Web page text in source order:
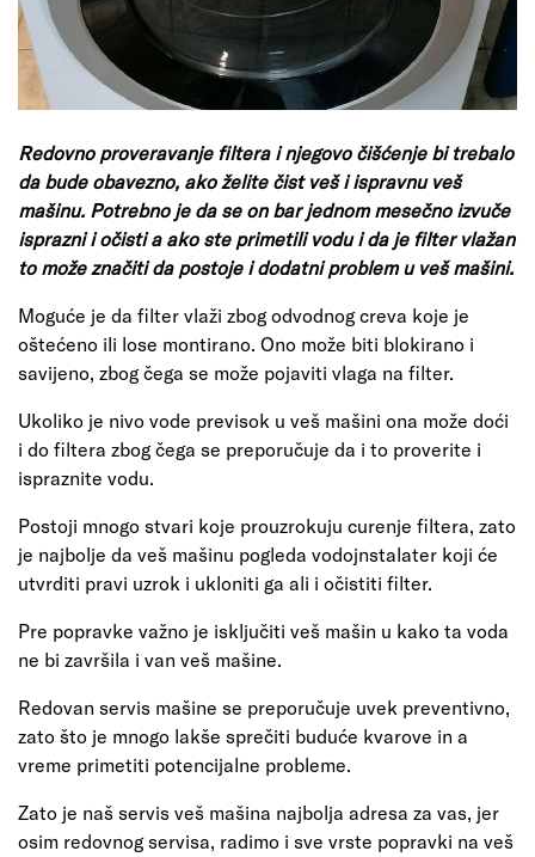
Redovno proveravanje filtera i njegovo čišćenje bi trebalo
da bude obavezno, ako želite čist veš i ispravnu veš
mašinu. Potrebno je da se on bar jednom mesečno izvuče
isprazni i očisti a ako ste primetili vodu i da je filter vlažan
to može značiti da postoje i dodatni problem u veš mašini.
Moguće je da filter vlaži zbog odvodnog creva koje je
oštećeno ili lose montirano. Ono može biti blokirano i
savijeno, zbog čega se može pojaviti vlaga na filter.
Ukoliko je nivo vode previsok u veš mašini ona može doći
i do filtera zbog čega se preporučuje da i to proverite i
ispraznite vodu.
Postoji mnogo stvari koje prouzrokuju curenje filtera, zato
je najbolje da veš mašinu pogleda vodojnstalater koji će
utvrditi pravi uzrok i ukloniti ga ali i očistiti filter.
Pre popravke važno je isključiti veš mašin u kako ta voda
ne bi završila i van veš mašine.
Redovan servis mašine se preporučuje uvek preventivno,
zato što je mnogo lakše sprečiti buduće kvarove in a
vreme primetiti potencijalne probleme.
Zato je naš servis veš mašina najbolja adresa za vas, jer
osim redovnog servisa, radimo i sve vrste popravki na veš